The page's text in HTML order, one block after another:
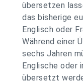
übersetzen
das bisherige
Englisch oder
Während einer
sechs Jahren
Englische oder
übersetzt